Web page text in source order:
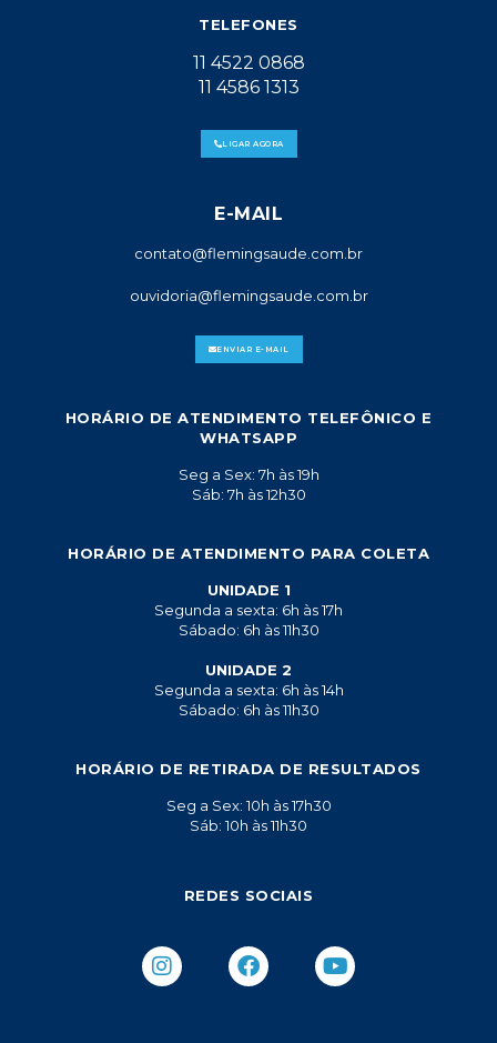
TELEFONES
11 4522 0868
11 4586 1313
LIGAR AGORA
E-MAIL
contato@flemingsaude.com.br
ouvidoria@flemingsaude.com.br
ENVIAR E-MAIL
HORÁRIO DE ATENDIMENTO TELEFÔNICO E
WHATSAPP
Seg a Sex: 7h às 19h
Sáb: 7h às 12h30
HORÁRIO DE ATENDIMENTO PARA COLETA
UNIDADE 1
Segunda a sexta: 6h às 17h
Sábado: 6h às 11h30
UNIDADE 2
Segunda a sexta: 6h às 14h
Sábado: 6h às 11h30
HORÁRIO DE RETIRADA DE RESULTADOS
Seg a Sex: 10h às 17h30
Sáb: 10h às 11h30
REDES SOCIAIS
I
n
F
a
Y
o